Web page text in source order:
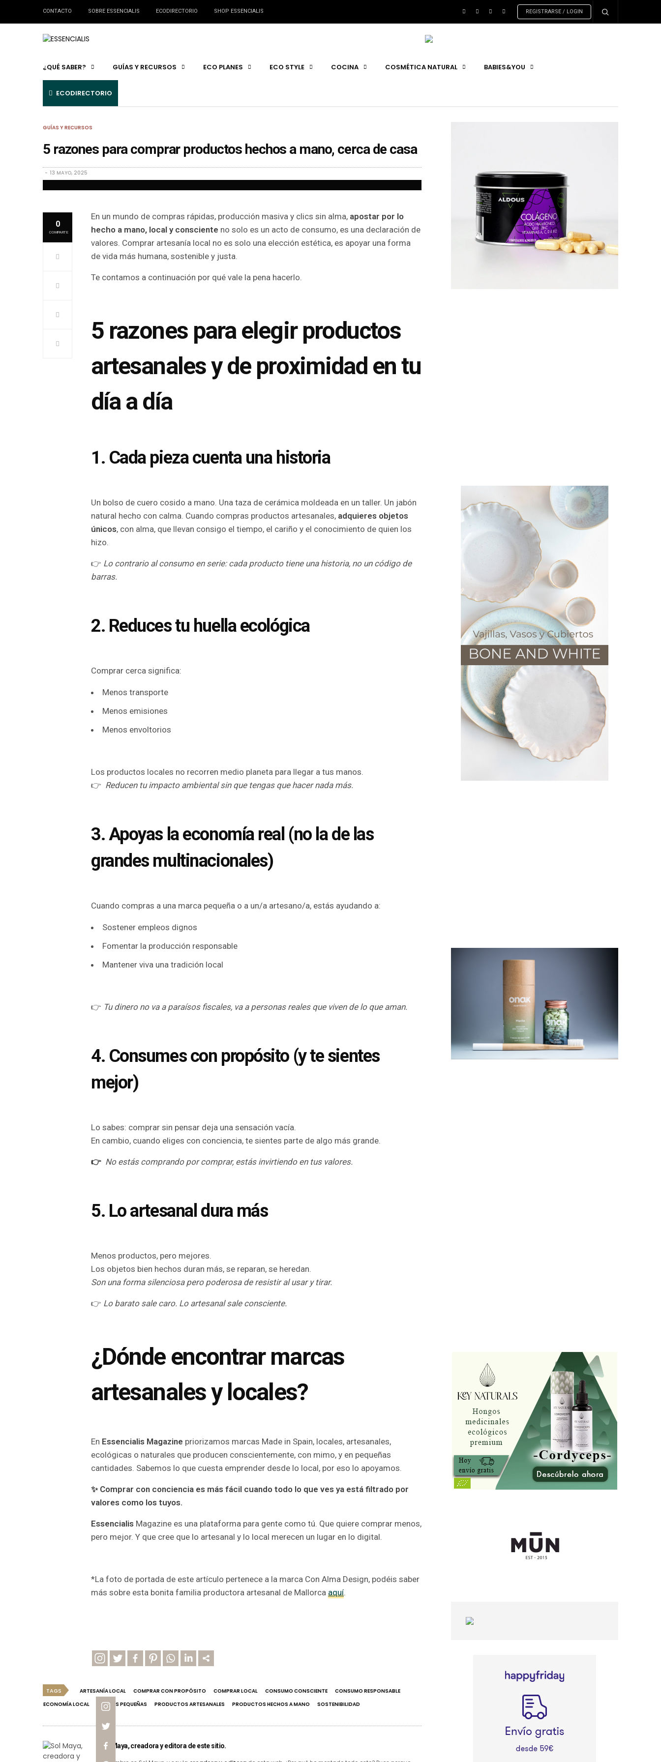
CONTACTO SOBRE ESSENCIALIS ECODIRECTORIO SHOP ESSENCIALIS REGISTRARSE / LOGIN
¿QUÉ SABER? GUÍAS Y RECURSOS ECO PLANES ECO STYLE COCINA COSMÉTICA NATURAL BABIES&YOU
ECODIRECTORIO
GUÍAS Y RECURSOS
5 razones para comprar productos hechos a mano, cerca de casa
13 MAYO, 2025
0
COMPARTE
En un mundo de compras rápidas, producción masiva y clics sin alma, apostar por lo
hecho a mano, local y consciente no solo es un acto de consumo, es una declaración de
valores. Comprar artesanía local no es solo una elección estética, es apoyar una forma
de vida más humana, sostenible y justa.
Te contamos a continuación por qué vale la pena hacerlo.
5 razones para elegir productos
artesanales y de proximidad en tu
día a día
1. Cada pieza cuenta una historia
Un bolso de cuero cosido a mano. Una taza de cerámica moldeada en un taller. Un jabón
natural hecho con calma. Cuando compras productos artesanales, adquieres objetos
únicos, con alma, que llevan consigo el tiempo, el cariño y el conocimiento de quien los
hizo.
👉 Lo contrario al consumo en serie: cada producto tiene una historia, no un código de
barras.
2. Reduces tu huella ecológica
Comprar cerca significa:
Menos transporte
Menos emisiones
Menos envoltorios
Los productos locales no recorren medio planeta para llegar a tus manos.
👉 Reducen tu impacto ambiental sin que tengas que hacer nada más.
3. Apoyas la economía real (no la de las
grandes multinacionales)
Cuando compras a una marca pequeña o a un/a artesano/a, estás ayudando a:
Sostener empleos dignos
Fomentar la producción responsable
Mantener viva una tradición local
👉 Tu dinero no va a paraísos fiscales, va a personas reales que viven de lo que aman.
4. Consumes con propósito (y te sientes
mejor)
Lo sabes: comprar sin pensar deja una sensación vacía.
En cambio, cuando eliges con conciencia, te sientes parte de algo más grande.
👉 No estás comprando por comprar, estás invirtiendo en tus valores.
5. Lo artesanal dura más
Menos productos, pero mejores.
Los objetos bien hechos duran más, se reparan, se heredan.
Son una forma silenciosa pero poderosa de resistir al usar y tirar.
👉 Lo barato sale caro. Lo artesanal sale consciente.
¿Dónde encontrar marcas
artesanales y locales?
En Essencialis Magazine priorizamos marcas Made in Spain, locales, artesanales,
ecológicas o naturales que producen conscientemente, con mimo, y en pequeñas
cantidades. Sabemos lo que cuesta emprender desde lo local, por eso lo apoyamos.
✨ Comprar con conciencia es más fácil cuando todo lo que ves ya está filtrado por
valores como los tuyos.
Essencialis Magazine es una plataforma para gente como tú. Que quiere comprar menos,
pero mejor. Y que cree que lo artesanal y lo local merecen un lugar en lo digital.
*La foto de portada de este artículo pertenece a la marca Con Alma Design, podéis saber
más sobre esta bonita familia productora artesanal de Mallorca aquí.
TAGS ARTESANÍA LOCAL COMPRAR CON PROPÓSITO COMPRAR LOCAL CONSUMO CONSCIENTE
CONSUMO RESPONSABLE
ECONOMÍA LOCAL
MARCAS PEQUEÑAS PRODUCTOS ARTESANALES PRODUCTOS HECHOS A MANO SOSTENIBILIDAD
Sol Maya, creadora y editora de este sitio.